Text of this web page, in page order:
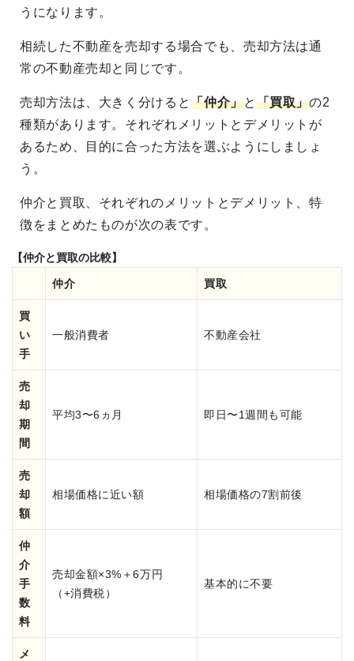
うになります。
相続した不動産を売却する場合でも、売却方法は通
常の不動産売却と同じです。
売却方法は、大きく分けると「仲介」と 「買取」の2
種類があります。それぞれメリットとデメリットが
あるため、目的に合った方法を選ぶようにしましょ
う。
仲介と買取、それぞれのメリットとデメリット、特
徴をまとめたものが次の表です。
【仲介と買取の比較】
仲介 買取
買
い
手
一般消費者 不動産会社
売
却
期
間
平均3〜6ヵ月 即日〜1週間も可能
売
却
額
相場価格に近い額 相場価格の7割前後
仲
介
手
数
料
売却金額×3%＋6万円
（+消費税）
基本的に不要
メ